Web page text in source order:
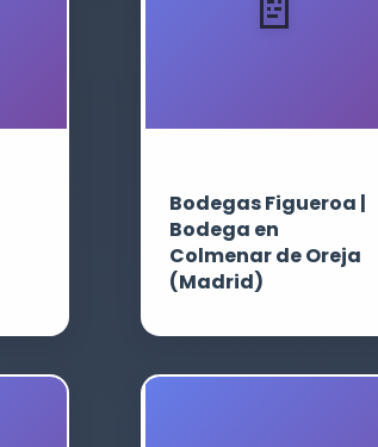
Bodegas Figueroa |
Bodega en
Colmenar de Oreja
(Madrid)